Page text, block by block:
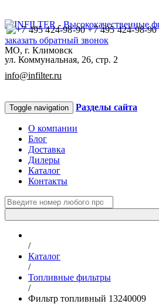
+7 495 424-98-90
заказать обратный звонок
МО, г. Климовск
ул. Коммунальная, 26, стр. 2
info@infilter.ru
Toggle navigation Разделы сайта
О компании
Блог
Доставка
Дилеры
Каталог
Контакты
/
Каталог
/
Топливные фильтры
/
Фильтр топливный 13240009